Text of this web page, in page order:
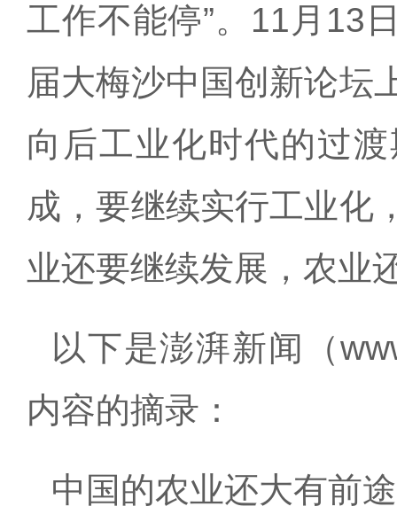
工作不能停”。 11 月 13
届大梅沙中国创新论坛
向后工业化时代的过
成，要继续实行工业化
业还要继续发展，农业
以下是澎湃新闻（
内容的摘录：
中国的农业还大有前途